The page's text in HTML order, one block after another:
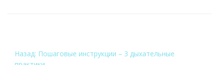
НАВИГАЦИЯ
Назад: Пошаговые инструкции – 3 дыхательные